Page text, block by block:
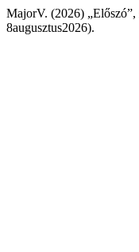
MajorV. (2026) „Előszó”,
8augusztus2026).